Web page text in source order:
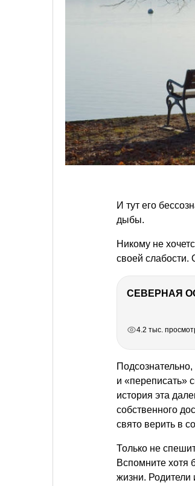
И тут его
дыбы.
Никому не
своей слабости.
СЕВЕРНАЯ
4.2 тыс.
Подсознательно,
и «переписать»
история эта
собственного
свято верить в
Только не
Вспомните
жизни. Родители